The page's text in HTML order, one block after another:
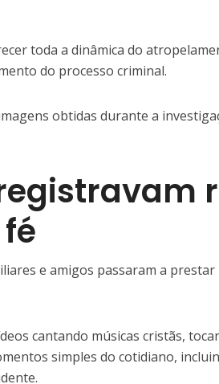
toda a dinâmica do
do processo criminal.
obtidas durante a
e amigos passaram a
cantando músicas cristãs,
simples do cotidiano,